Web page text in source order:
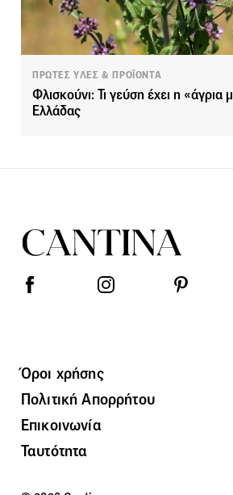
ΠΡΩΤΕΣ ΥΛΕΣ & ΠΡΟΪΟΝΤΑ
Φλισκούνι: Τι γεύση έχει η «άγρια
Ελλάδας
Όροι χρήσης
Πολιτική Απορρήτου
Επικοινωνία
Ταυτότητα